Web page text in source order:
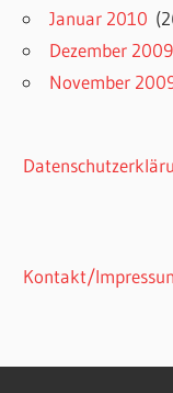
Januar 2010
Dezember 2009
November
Kontakt/